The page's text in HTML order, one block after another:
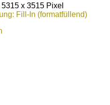
x 3515 Pixel
Fill-In (formatfüllend)